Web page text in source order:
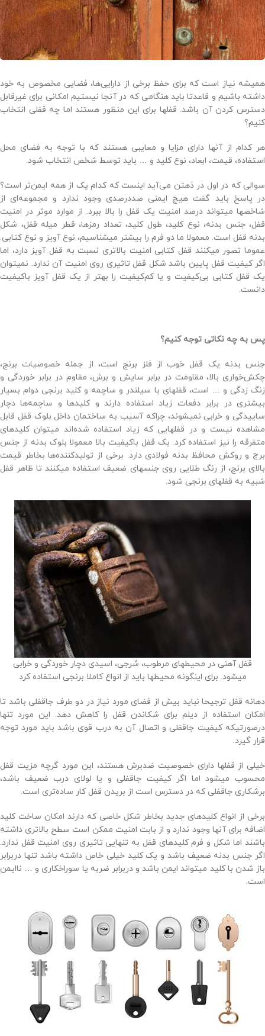
همیشه نیاز است که برای حفظ برخی از دارایی‌ها، فضایی مخصوص به خود
داشته باشیم و قاعدتا باید هنگامی که در آنجا نیستیم امکانی برای غیرقابل
دسترس کردن آن باشد. قفلها برای این منظور هستند اما چه قفلی انتخاب
کنیم؟
هر کدام از آنها دارای مزایا و معایبی هستند که با توجه به فضای محل
استفاده، قیمت، ابعاد، نوع کلید و … باید توسط شخص انتخاب شود.
سوالی که در اول در ذهتن می‌آید اینست که کدام یک از همه ایمن‌تر است؟
در پاسخ باید گفت هیچ ایمنی صددرصدی وجود ندارد و مجموعه‌ای از
شاخصها میتواند درصد امنیت یک قفل را بالا ببرد. از موارد موثر در امنیت
قفل، جنس بدنه، نوع کلید، طول کلید، تعداد رمزها، قطر میله قفل، شکل
بدنه قفل است. معمولا ما دو فرم را بیشتر میشناسیم، نوع آویز و نوع کتابی.
عموما تصور میکنند قفل کتابی امنیت بالاتری نسبت به قفل آویز دارد، اما
اگر کیفیت قفل پایین باشد شکل قفل تاثیری روی امنیت آن ندارد. نمیتوان
یک قفل کتابی بی‌کیفیت و یا کم‌کیفیت را بهتر از یک قفل آویز باکیفیت
دانست.
پس به چه نکاتی توجه کنیم؟
جنس بدنه یک قفل خوب از فلز برنج است، از جمله خصوصیات برنج،
چکش‌خواری بالا، مقاومت در برابر سایش و برش، مقاوم در برابر خوردگی و
زنگ زدگی و … است، قفلهای با سیلندر و ساچمه و کلید برنجی دوام بسیار
بیشتری در برابر دفعات زیاد استفاده دارند و کلیدها و ساچمه‌ها دچار
ساییدگی و خرابی نمیشوند، چراکه آسیب به ساختمان داخل بلوک قفل قابل
مشاهده نیست و در قفلهایی که زیاد استفاده شده‌اند میتوان کلیدهای
متفرقه را نیز استفاده کرد. یک قفل باکیفیت بالا معمولا بلوک بدنه از جنس
برج و روکش محافظ بدنه فولادی دارد. برخی از تولیدکننده‌ها بخاطر قیمت
بالای برنج، از رنگ طلایی روی جنسهای ضعیف استفاده میکنند تا ظاهر قفل
شبیه به قفلهای برنجی شود.
قفل آهنی در محیطهای مرطوب، شرجی، اسیدی دچار خوردگی و خرابی
میشود. برای اینگونه محیطها باید از انواع کاملا برنجی استفاده کرد
دهانه قفل ترجیحا نباید بیش از فضای مورد نیاز در دو طرف جاقفلی باشد تا
امکان استفاده از دیلم برای شکاندن قفل را کاهش دهد. این مورد تنها
درصورتیکه کیفیت جاقفلی و اتصال آن به درب قوی باشد باید مورد توجه
قرار گیرد.
خیلی از قفلها دارای خصوصیت ضدبرش هستند، این مورد گرچه مزیت قفل
محسوب میشود اما اگر کیفیت جاقفلی و یا لولای درب ضعیف باشد،
برشکاری جاقفلی که در دسترس است از بریدن قفل کار ساده‌تری است.
برخی از انواع کلیدهای جدید بخاطر شکل خاصی که دارند امکان ساخت کلید
اضافه برای آنها وجود ندارد و از بابت امنیت ممکن است سطح بالاتری داشته
باشند اما شکل و فرم کلیدهای قفل به تنهایی تاثیری روی امنیت قفل ندارد.
اگر جنس بدنه ضعیف باشد و یک کلید خیلی خاص داشته باشد تنها دربرابر
باز شدن با کلید میتواند ایمن باشد و دربرابر ضربه یا سوراخکاری و … ناایمن
است.